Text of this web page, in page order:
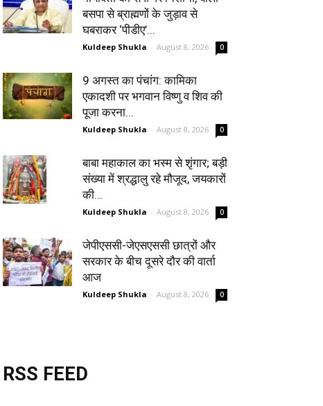
बसपा से ब्राह्मणों के जुड़ाव से
घबराकर ‘पीडीए’...
Kuldeep Shukla - August 8, 2026 0
9 अगस्त का पंचांग: कामिका
एकादशी पर भगवान विष्णु व शिव की
पूजा करना...
Kuldeep Shukla - August 8, 2026 0
बाबा महाकाल का भस्म से शृंगार; बड़ी
संख्या में श्रद्धालु रहे मौजूद, जयकारों
की...
Kuldeep Shukla - August 8, 2026 0
जेपीएससी-जेएसएससी छात्रों और
सरकार के बीच दूसरे दौर की वार्ता
आज
Kuldeep Shukla - August 8, 2026 0
RSS FEED